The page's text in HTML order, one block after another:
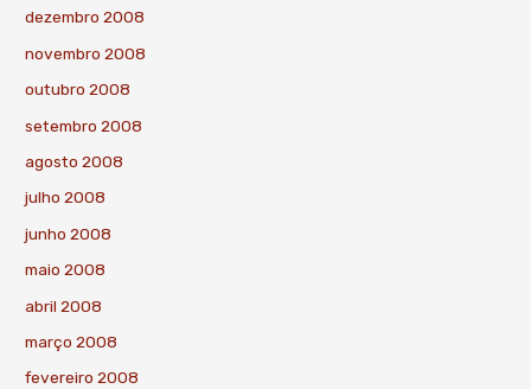
dezembro 2008
novembro 2008
outubro 2008
setembro 2008
agosto 2008
julho 2008
junho 2008
maio 2008
abril 2008
março 2008
fevereiro 2008